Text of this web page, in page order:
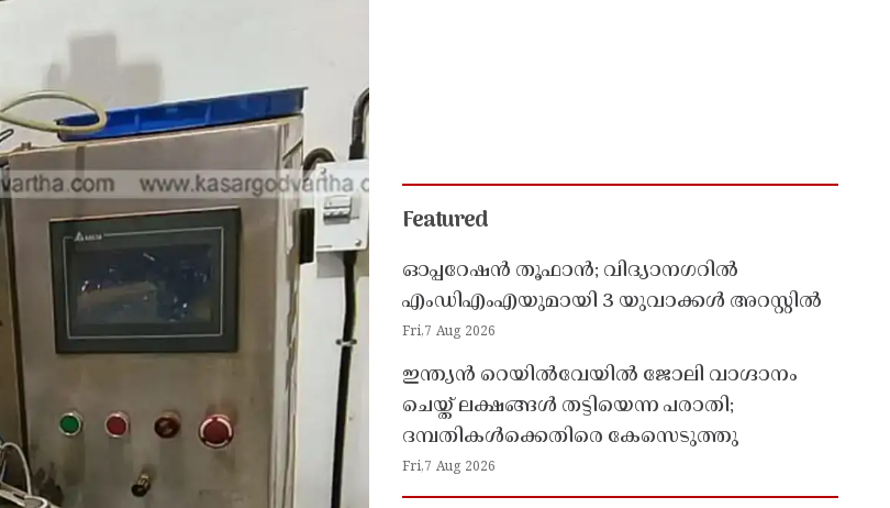
Featured
ഓപ്പറേഷൻ തൂഫാൻ; വിദ്യാനഗറിൽ
എംഡിഎംഎയുമായി 3 യുവാക്കൾ അറസ്റ്റിൽ
Fri,7 Aug 2026
ഇന്ത്യൻ റെയിൽവേയിൽ ജോലി വാഗ്ദാനം
ചെയ്ത് ലക്ഷങ്ങൾ തട്ടിയെന്ന പരാതി;
ദമ്പതികൾക്കെതിരെ കേസെടുത്തു
Fri,7 Aug 2026